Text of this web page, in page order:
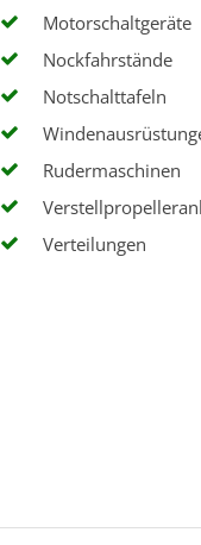
Motorschaltgeräte
Nockfahrstände
Notschalttafeln
Rudermaschinen
Verteilungen